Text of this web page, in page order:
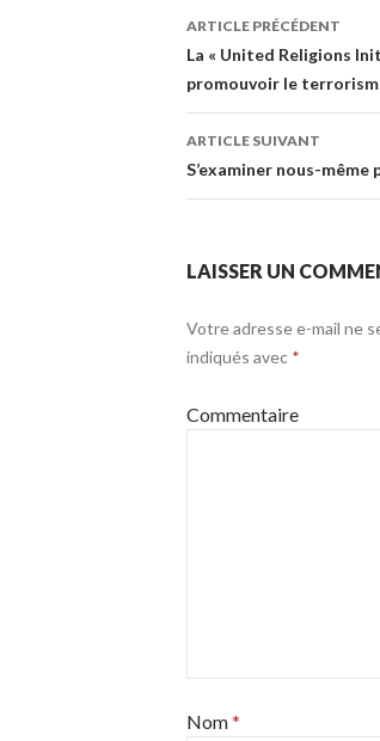
Navigation
ARTICLE PRÉCÉDENT
La « United Religions
promouvoir le
ARTICLE SUIVANT
S’examiner nous-
LAISSER UN
Votre adresse e-mail ne
indiqués avec *
Commentaire
Nom*